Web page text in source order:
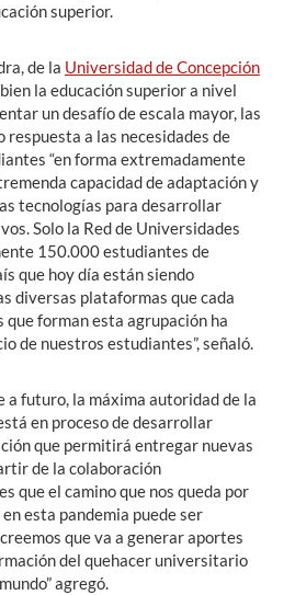
superior.
de la Universidad de Concepción
la educación superior a nivel
un desafío de escala mayor, las
respuesta a las necesidades de
“en forma extremadamente
capacidad de adaptación y
tecnologías para desarrollar
Solo la Red de Universidades
150.000 estudiantes de
que hoy día están siendo
diversas plataformas que cada
que forman esta agrupación ha
de nuestros estudiantes”, señaló.
a futuro, la máxima autoridad de la
en proceso de desarrollar
que permitirá entregar nuevas
de la colaboración
que el camino que nos queda por
esta pandemia puede ser
que va a generar aportes
del quehacer universitario
agregó.